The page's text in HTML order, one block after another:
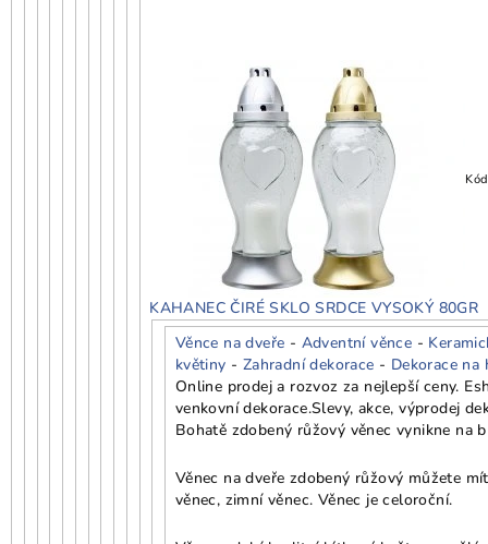
KAHANEC ČIRÉ SKLO SRDCE VYSOKÝ 80GR
Věnce na dveře - Adventní věnce -
květiny - Zahradní dekorace - Dekorace na
Online prodej a rozvoz za nejlepší ceny.
venkovní dekorace.Slevy, akce, výprodej
Bohatě zdobený růžový věnec vynikne na
Věnec na dveře zdobený růžový můžete
věnec, zimní věnec. Věnec je celoroční.